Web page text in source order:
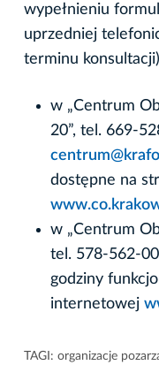
wypełnieniu
uprzedniej
terminu
w „Centrum
20”, tel. 669-
dostępne na
w „Centrum
tel. 578-562-
godziny
internetowej
TAGI: organizacje